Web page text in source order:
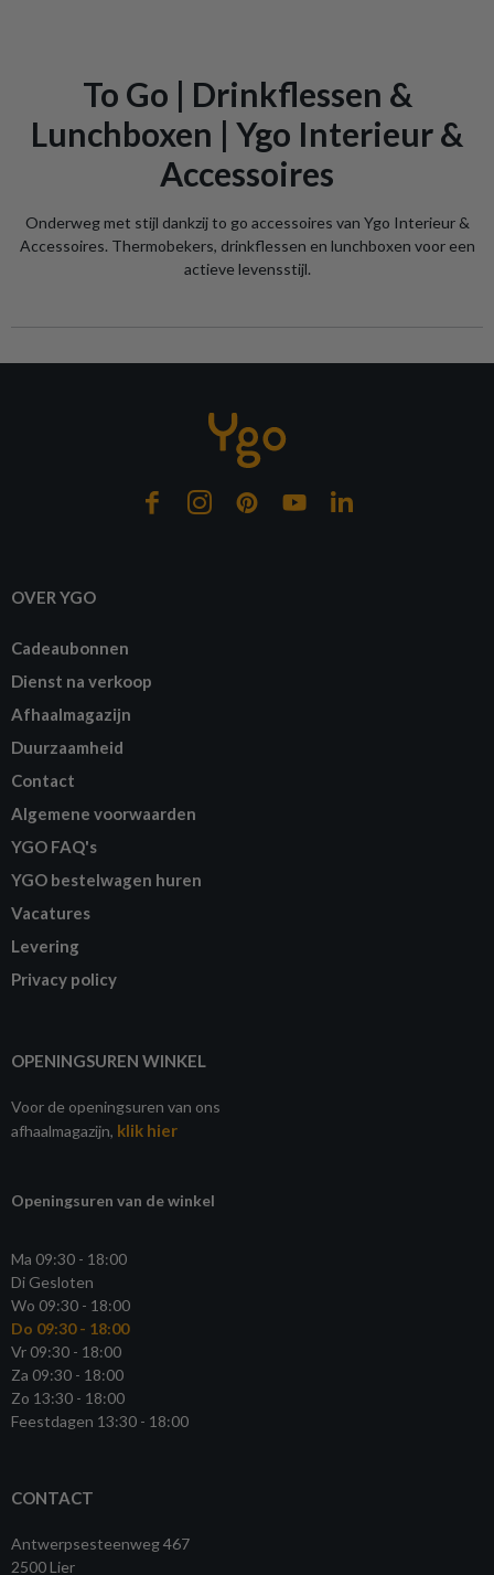
To Go | Drinkflessen &
Lunchboxen | Ygo Interieur &
Accessoires
Onderweg met stijl dankzij to go accessoires van Ygo Interieur &
Accessoires. Thermobekers, drinkflessen en lunchboxen voor een
actieve levensstijl.
OVER YGO
Cadeaubonnen
Dienst na verkoop
Afhaalmagazijn
Duurzaamheid
Contact
Algemene voorwaarden
YGO FAQ's
YGO bestelwagen huren
Vacatures
Levering
Privacy policy
OPENINGSUREN WINKEL
Voor de openingsuren van ons
afhaalmagazijn, klik hier
Openingsuren van de winkel
Ma 09:30 - 18:00
Di Gesloten
Wo 09:30 - 18:00
Do 09:30 - 18:00
Vr 09:30 - 18:00
Za 09:30 - 18:00
Zo 13:30 - 18:00
Feestdagen 13:30 - 18:00
CONTACT
Antwerpsesteenweg 467
2500 Lier